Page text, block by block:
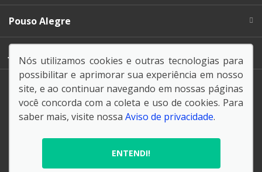
Pouso Alegre
Aviso de privacidade
Nós utilizamos cookies e outras tecnologias para
possibilitar e aprimorar sua experiência em nosso
site, e ao continuar navegando em nossas páginas
você concorda com a coleta e uso de cookies. Para
saber mais, visite nossa Aviso de privacidade.
ENTENDI!